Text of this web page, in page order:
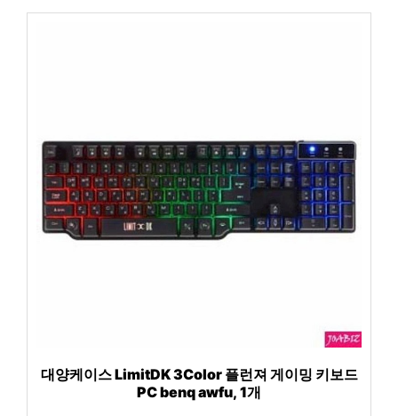
대양케이스 LimitDK 3Color 플런져 게이밍 키보드
PC benq awfu, 1개